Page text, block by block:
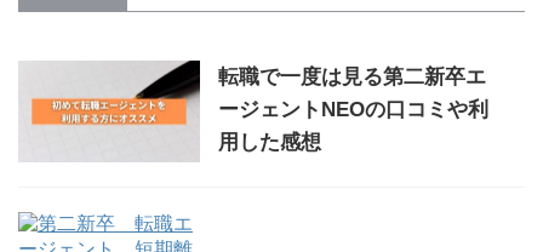
転職で一度は見る第二新卒エ
ージェントNEOの口コミや利
用した感想